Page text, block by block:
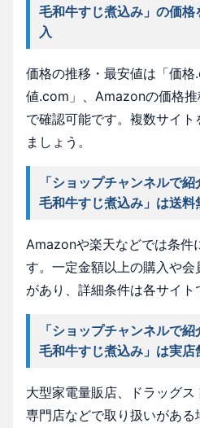
毛和牛すじ煮込み」の価
入
価格の推移・最安値は「価
値.com」、Amazonの価格
で確認可能です。複数サイ
ましょう。
「ショップチャンネルで
毛和牛すじ煮込み」は送料
Amazonや楽天などでは条件
す。一定金額以上の購入や
があり、詳細条件は各サイト
「ショップチャンネルで
毛和牛すじ煮込み」は実店
大型家電量販店、ドラッグス
専門店などで取り扱いがあ